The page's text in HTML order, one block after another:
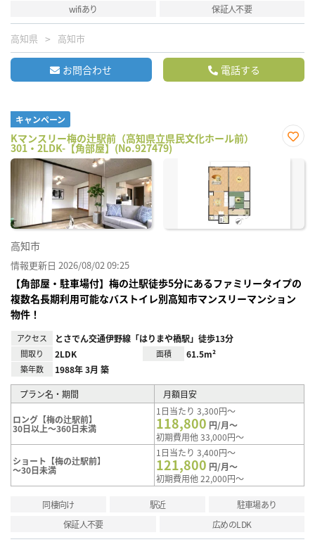
wifiあり
保証人不要
高知県 高知市
お問合わせ 電話する
キャンペーン
Kマンスリー梅の辻駅前（高知県立県民文化ホール前）
301・2LDK-【角部屋】(No.927479)
に入
高知市
情報更新日 2026/08/02 09:25
【角部屋・駐車場付】梅の辻駅徒歩5分にあるファミリータイプの
複数名長期利用可能なバストイレ別高知市マンスリーマンション
物件！
アクセス とさでん交通伊野線「はりまや橋駅」徒歩13分
間取り 2LDK 面積 61.5m²
築年数 1988年 3月 築
プラン名・期間 月額目安
ロング【梅の辻駅前】
30日以上～360日未満
1日当たり 3,300円～
118,800 円/月～
初期費用他 33,000円～
ショート【梅の辻駅前】
～30日未満
1日当たり 3,400円～
121,800 円/月～
初期費用他 22,000円～
同棲向け 駅近
駐車場あり
保証人不要
広めのLDK